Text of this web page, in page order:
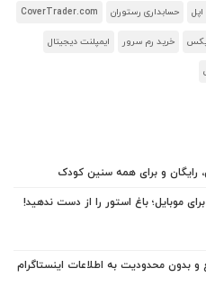
حسابداری رستوران CoverTrader.com
خرید رم سرور ایمپلنت دیجیتال
رایگان و برای همه سنین کودک
موبایل؛ باغ استور را از دست ندهید!